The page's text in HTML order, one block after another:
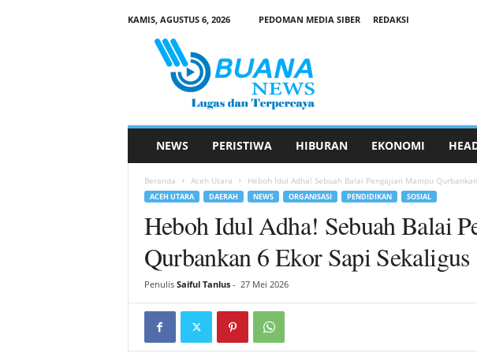
KAMIS, AGUSTUS 6, 2026 PEDOMAN MEDIA SIBER
REDAKSI
NEWS PERISTIWA HIBURAN EKONOMI
Beranda Aceh Utara Heboh Idul Adha! Sebuah Balai Pengajian Mampu
ACEH UTARA DAERAH NEWS ORGANISASI PENDIDIKAN SOSIAL
Heboh Idul Adha! Sebuah Balai
Qurbankan 6 Ekor Sapi Sekaligus
Penulis Saiful Tanlus- 27 Mei 2026